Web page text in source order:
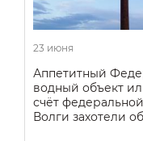
23 июня
Аппетитный
водный объект
счёт
Волги захотели